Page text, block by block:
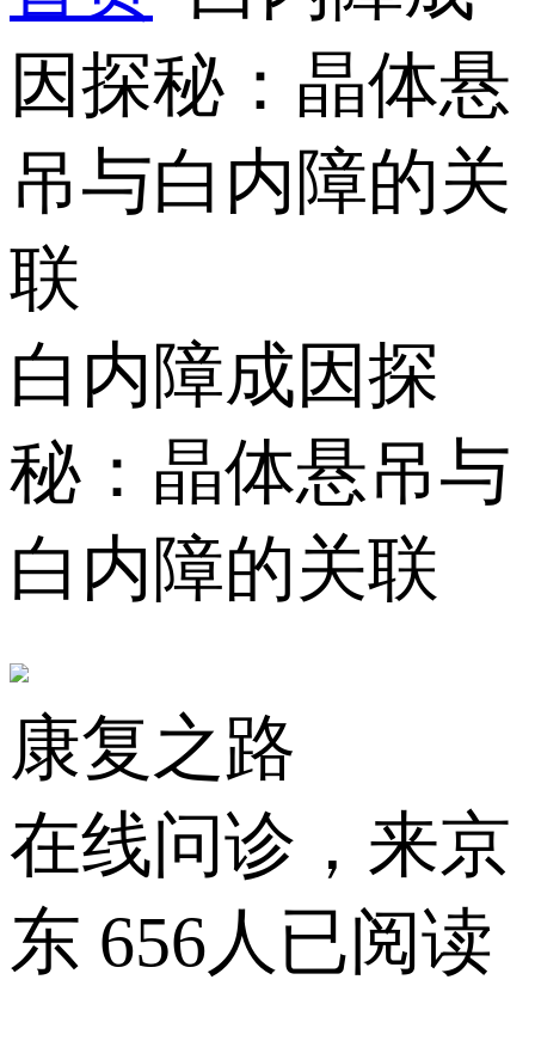
因探秘：晶体悬
吊与白内障的关
联
白内障成因探
秘：晶体悬吊与
白内障的关联
康复之路
在线问诊，来京
东 656人已阅读